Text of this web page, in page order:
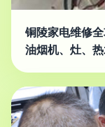
铜陵家电维修
油烟机、灶、